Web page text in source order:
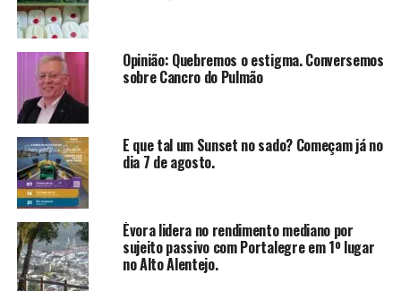
Opinião: Quebremos o estigma. Conversemos
sobre Cancro do Pulmão
E que tal um Sunset no sado? Começam já no
dia 7 de agosto.
Évora lidera no rendimento mediano por
sujeito passivo com Portalegre em 1º lugar
no Alto Alentejo.